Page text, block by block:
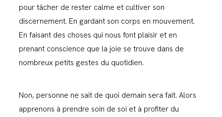
pour tâcher de rester calme et cultiver son
discernement. En gardant son corps en mouvement.
En faisant des choses qui nous font plaisir et en
prenant conscience que la joie se trouve dans de
nombreux petits gestes du quotidien.
Non, personne ne sait de quoi demain sera fait. Alors
apprenons à prendre soin de soi et à profiter du